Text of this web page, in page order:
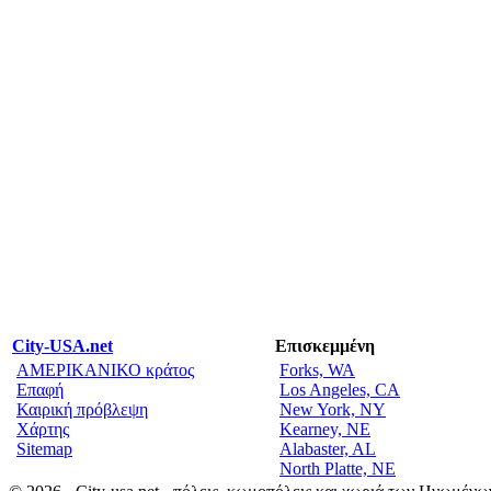
City-USA.net
Επισκεμμένη
ΑΜΕΡΙΚΑΝΙΚΟ κράτος
Επαφή
Καιρική πρόβλεψη
Χάρτης
Sitemap
Forks, WA
Los Angeles, CA
New York, NY
Kearney, NE
Alabaster, AL
North Platte, NE